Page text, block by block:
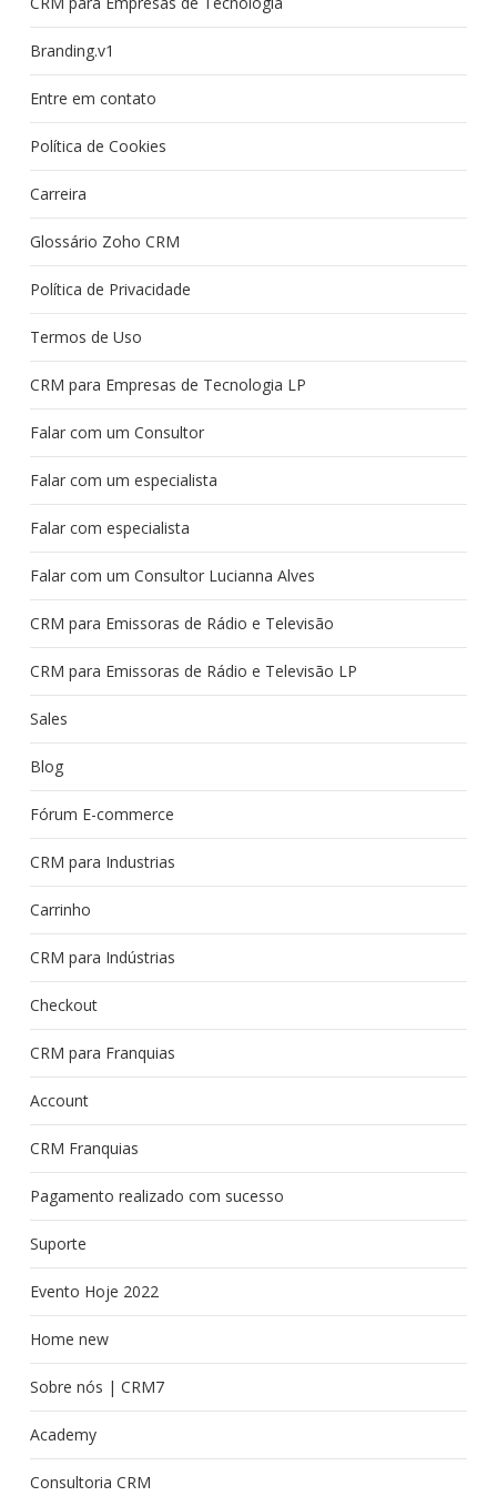
Branding.v1
Entre em contato
Política de Cookies
Carreira
Glossário Zoho CRM
Política de Privacidade
Termos de Uso
CRM para Empresas de Tecnologia LP
Falar com um Consultor
Falar com um especialista
Falar com especialista
Falar com um Consultor Lucianna Alves
CRM para Emissoras de Rádio e Televisão
CRM para Emissoras de Rádio e Televisão LP
Sales
Blog
Fórum E-commerce
CRM para Industrias
Carrinho
CRM para Indústrias
Checkout
CRM para Franquias
Account
CRM Franquias
Pagamento realizado com sucesso
Suporte
Evento Hoje 2022
Home new
Sobre nós | CRM7
Academy
Consultoria CRM